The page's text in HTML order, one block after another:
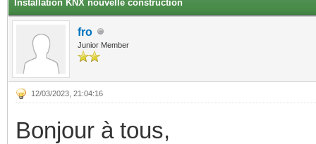
Installation KNX nouvelle construction
fro
Junior Member
12/03/2023, 21:04:16
Bonjour à tous,